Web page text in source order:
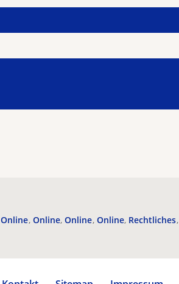
Online Online Online Online Rechtliches